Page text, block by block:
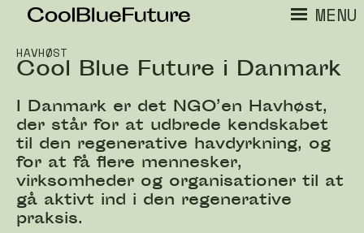
MENU
HAVHØST
Cool Blue Future i Danmark
I Danmark er det NGO’en Havhøst,
der står for at udbrede kendskabet
til den regenerative havdyrkning, og
for at få flere mennesker,
virksomheder og organisationer til at
gå aktivt ind i den regenerative
praksis.